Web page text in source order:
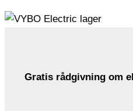
Gratis rådgivning om